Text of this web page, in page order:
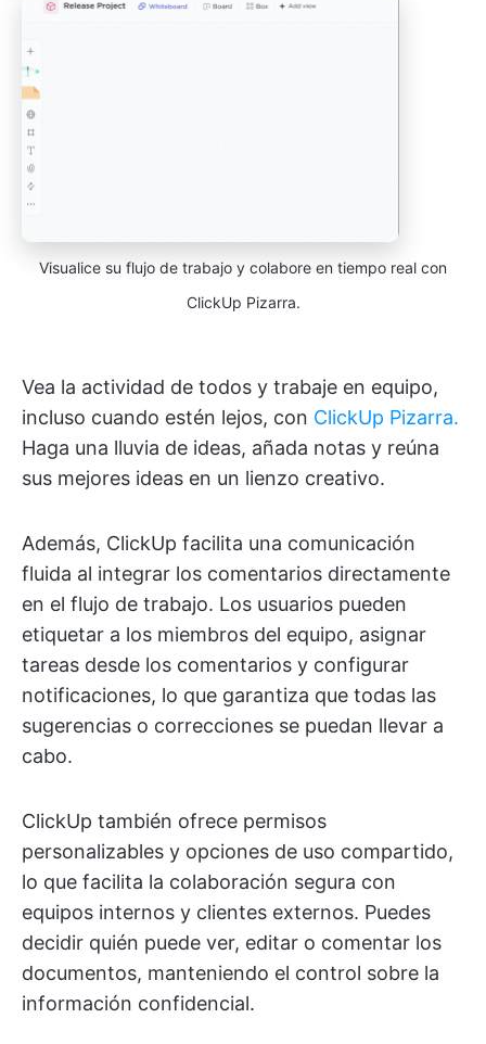
Visualice su flujo de trabajo y colabore en tiempo real con
ClickUp Pizarra.
Vea la actividad de todos y trabaje en equipo,
incluso cuando estén lejos, con ClickUp Pizarra.
Haga una lluvia de ideas, añada notas y reúna
sus mejores ideas en un lienzo creativo.
Además, ClickUp facilita una comunicación
fluida al integrar los comentarios directamente
en el flujo de trabajo. Los usuarios pueden
etiquetar a los miembros del equipo, asignar
tareas desde los comentarios y configurar
notificaciones, lo que garantiza que todas las
sugerencias o correcciones se puedan llevar a
cabo.
ClickUp también ofrece permisos
personalizables y opciones de uso compartido,
lo que facilita la colaboración segura con
equipos internos y clientes externos. Puedes
decidir quién puede ver, editar o comentar los
documentos, manteniendo el control sobre la
información confidencial.